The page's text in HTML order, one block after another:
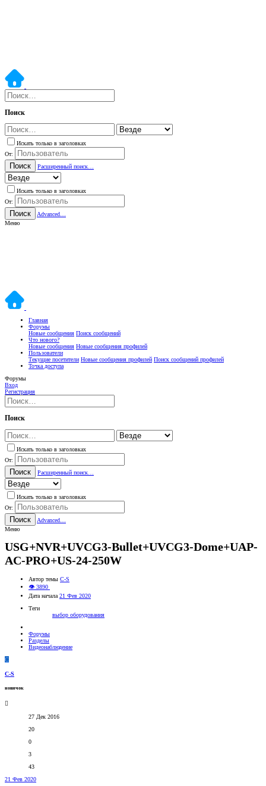
Поиск
Искать только в заголовках
От:
Поиск Расширенный поиск…
Искать только в заголовках
От:
Поиск
Advanced…
Меню
Главная
Форумы
Новые сообщения Поиск сообщений
Что нового?
Новые сообщения Новые сообщения профилей
Пользователи
Текущие посетители Новые сообщения профилей Поиск сообщений профилей
Точка доступа
Форумы
Вход
Регистрация
Поиск
Искать только в заголовках
От:
Поиск Расширенный поиск…
Искать только в заголовках
От:
Поиск
Advanced…
Меню
USG+NVR+UVCG3-Bullet+UVCG3-Dome+UAP-
AC-PRO+US-24-250W
Автор темы C-S
👁 3890
Дата начала 21 Фев 2020
Теги
выбор оборудования
Форумы
Разделы
Видеонаблюдение
C
C-S
новичок
27 Дек 2016
20
0
3
43
21 Фев 2020